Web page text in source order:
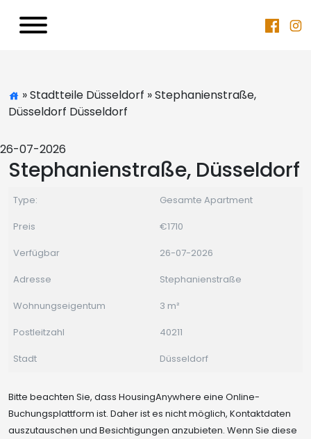
» Stadtteile Düsseldorf » Stephanienstraße,
Düsseldorf Düsseldorf
26-07-2026
Stephanienstraße, Düsseldorf
Type:
Gesamte Apartment
Preis
€1710
Verfügbar
26-07-2026
Adresse
Stephanienstraße
Wohnungseigentum
3 m²
Postleitzahl
40211
Stadt
Düsseldorf
Bitte beachten Sie, dass HousingAnywhere eine Online-
Buchungsplattform ist. Daher ist es nicht möglich, Kontaktdaten
auszutauschen und Besichtigungen anzubieten. Wenn Sie diese